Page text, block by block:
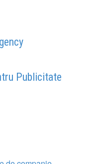
Publicitate